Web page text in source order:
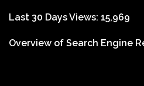
Last 30 Days Views: 15,969
Overview of Search Engine